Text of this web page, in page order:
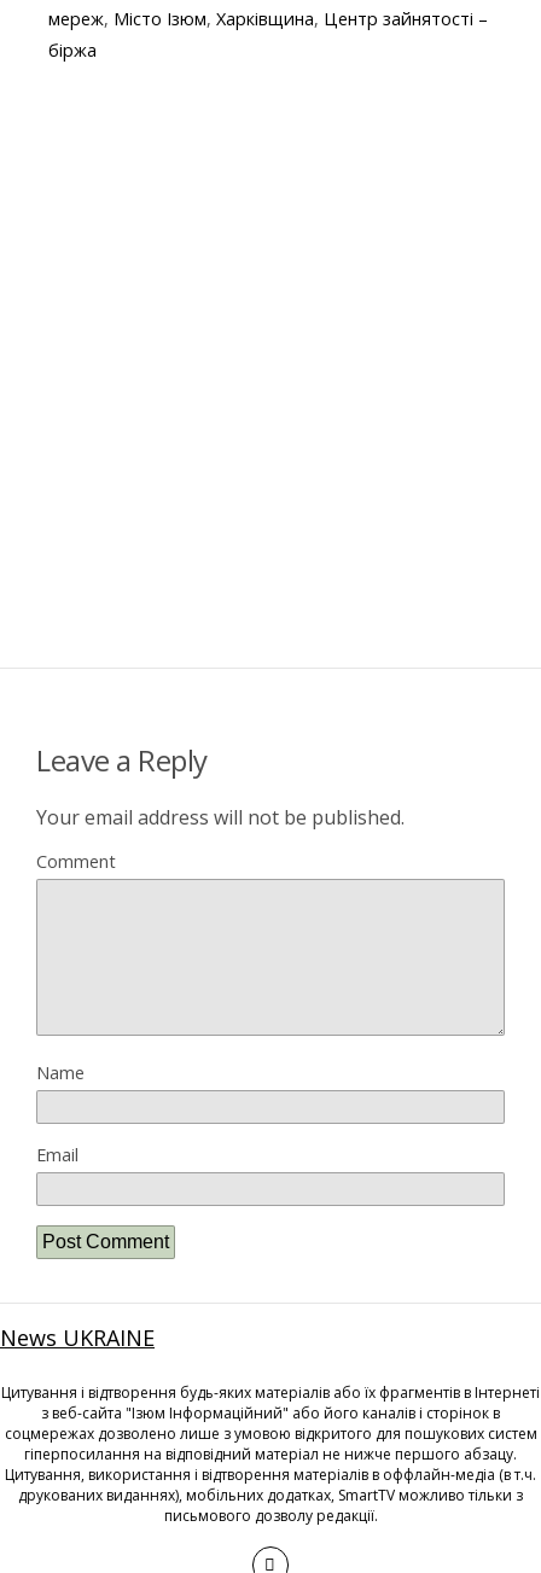
b
o
er gr s p l
мереж, Місто Ізюм, Харківщина, Центр зайнятості –
біржа
Leave a Reply
Your email address will not be published.
Comment
Name
Email
News UKRAINE
Цитування і відтворення будь-яких матеріалів або їх фрагментів в Інтернеті
з веб-сайта "Ізюм Інформаційний" або його каналів і сторінок в
соцмережах дозволено лише з умовою відкритого для пошукових систем
гіперпосилання на відповідний матеріал не нижче першого абзацу.
Цитування, використання і відтворення матеріалів в оффлайн-медіа (в т.ч.
друкованих виданнях), мобільних додатках, SmartTV можливо тільки з
письмового дозволу редакції.